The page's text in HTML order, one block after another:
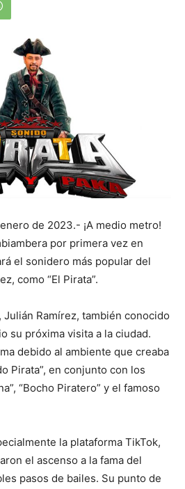
de 2023.- ¡A medio metro!
por primera vez en
el sonidero más popular del
como “El Pirata”.
Ramírez, también conocido
su próxima visita a la ciudad.
debido al ambiente que creaba
Pirata”, en conjunto con los
“Bocho Piratero” y el famoso
la plataforma TikTok,
el ascenso a la fama del
pasos de bailes. Su punto de